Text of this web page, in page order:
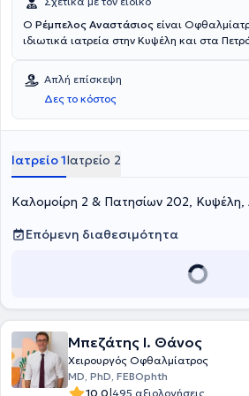
Ο Ρέμπελος Αναστάσιος είναι
ιδιωτικά ιατρεία στην Κυψέλη και στα
Πανεπιστημίου Αθηνών και ειδικεύτηκε
Γενικό Νοσοκομείο Αθηνών “Ιπποκράτειο”.
οφθαλμίατρος στο ΙΚΑ Κεραμεικού. Τέλος,
συνεδρίων στα πλαίσια της συνεχούς
Απλή επίσκεψη
Δες το κόστος
Ιατρείο 1Ιατρείο 2
Καλομοίρη 2 & Πατησίων 202, Κυψέλη,
Επόμενη διαθεσιμότητα
Μπεζάτης Ι. Θάνος
Χειρουργός Οφθαλμίατρος
MD, PhD, FEBOphth
10.0 495 αξιολογήσεις